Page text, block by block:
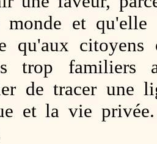
et qu'elle
qu'aux
trop familiers
de tracer une
et la vie